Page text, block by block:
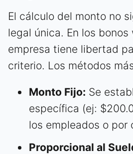
El cálculo del monto no
legal única. En los bonos
empresa tiene libertad
criterio. Los métodos
Monto Fijo: Se
específica (ej:
los empleados o por
Proporcional al